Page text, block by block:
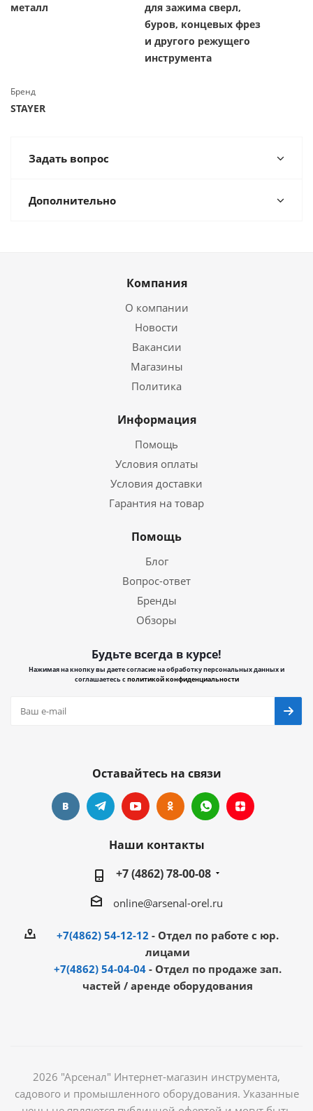
металл
для зажима сверл,
буров, концевых фрез
и другого режущего
инструмента
Бренд
STAYER
Задать вопрос
Дополнительно
Компания
О компании
Новости
Вакансии
Магазины
Политика
Информация
Помощь
Условия оплаты
Условия доставки
Гарантия на товар
Помощь
Блог
Вопрос-ответ
Бренды
Обзоры
Будьте всегда в курсе!
Нажимая на кнопку вы даете согласие на обработку персональных данных и
соглашаетесь сполитикой конфиденциальности
Оставайтесь на связи
Наши контакты
+7 (4862) 78-00-08
online@arsenal-orel.ru
+7(4862) 54-12-12 - Отдел по работе с юр.
лицами
+7(4862) 54-04-04 - Отдел по продаже зап.
частей / аренде оборудования
2026 "Арсенал" Интернет-магазин инструмента,
садового и промышленного оборудования. Указанные